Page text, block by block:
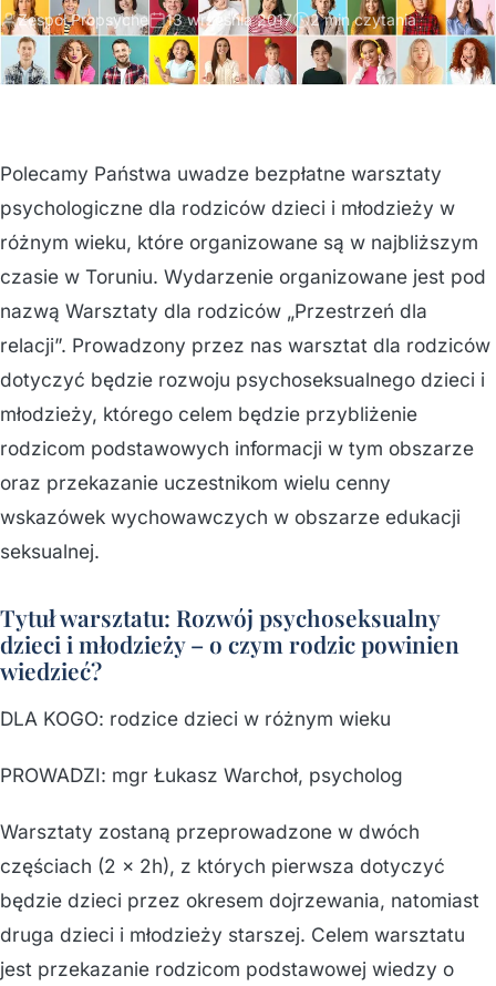
Zespół Propsyche 13 września 2017 2 min czytania
Polecamy Państwa uwadze bezpłatne warsztaty
psychologiczne dla rodziców dzieci i młodzieży w
różnym wieku, które organizowane są w najbliższym
czasie w Toruniu. Wydarzenie organizowane jest pod
nazwą Warsztaty dla rodziców „Przestrzeń dla
relacji”. Prowadzony przez nas warsztat dla rodziców
dotyczyć będzie rozwoju psychoseksualnego dzieci i
młodzieży, którego celem będzie przybliżenie
rodzicom podstawowych informacji w tym obszarze
oraz przekazanie uczestnikom wielu cenny
wskazówek wychowawczych w obszarze edukacji
seksualnej.
Tytuł warsztatu: Rozwój psychoseksualny
dzieci i młodzieży – o czym rodzic powinien
wiedzieć?
DLA KOGO: rodzice dzieci w różnym wieku
PROWADZI: mgr Łukasz Warchoł, psycholog
Warsztaty zostaną przeprowadzone w dwóch
częściach (2 x 2h), z których pierwsza dotyczyć
będzie dzieci przez okresem dojrzewania, natomiast
druga dzieci i młodzieży starszej. Celem warsztatu
jest przekazanie rodzicom podstawowej wiedzy o